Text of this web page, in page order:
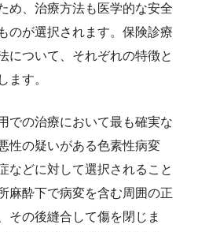
め、治療方法も医学的な安全
のが選択されます。保険診療
について、それぞれの特徴と
ます。
での治療において最も確実な
性の疑いがある色素性病変
などに対して選択されること
麻酔下で病変を含む周囲の正
その後縫合して傷を閉じま